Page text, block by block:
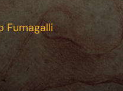
Fumagalli